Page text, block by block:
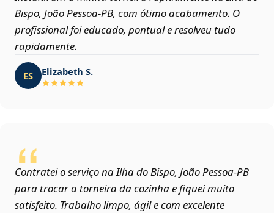
Bispo, João Pessoa‑PB, com ótimo acabamento. O
profissional foi educado, pontual e resolveu tudo
rapidamente.
ES Elizabeth S.
Contratei o serviço na Ilha do Bispo, João Pessoa‑PB
para trocar a torneira da cozinha e fiquei muito
satisfeito. Trabalho limpo, ágil e com excelente